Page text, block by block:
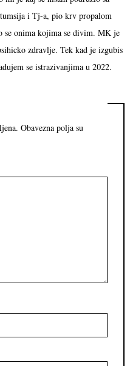
i Tj-a, pio krv propalom
se onima kojima se divim. MK je
zdravlje. Tek kad je izgubis
se istrazivanjima u 2022.
Obavezna polja su